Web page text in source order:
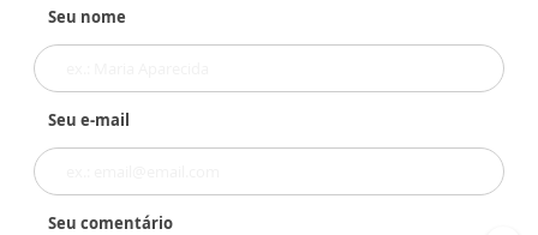
Seu nome
Seu e-mail
Seu comentário